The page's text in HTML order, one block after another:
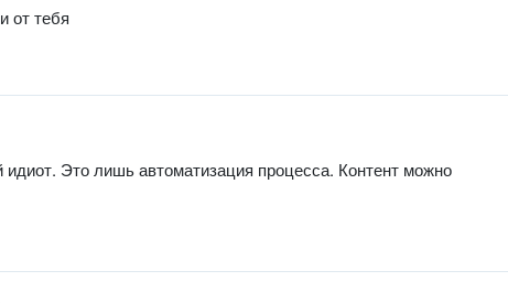
от тебя
идиот. Это лишь автоматизация процесса. Контент можно